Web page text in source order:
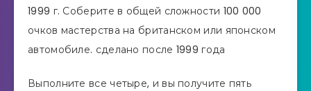
1999 г. Соберите в общей сложности 100 000
очков мастерства на британском или японском
автомобиле. сделано после 1999 года
Выполните все четыре, и вы получите пять